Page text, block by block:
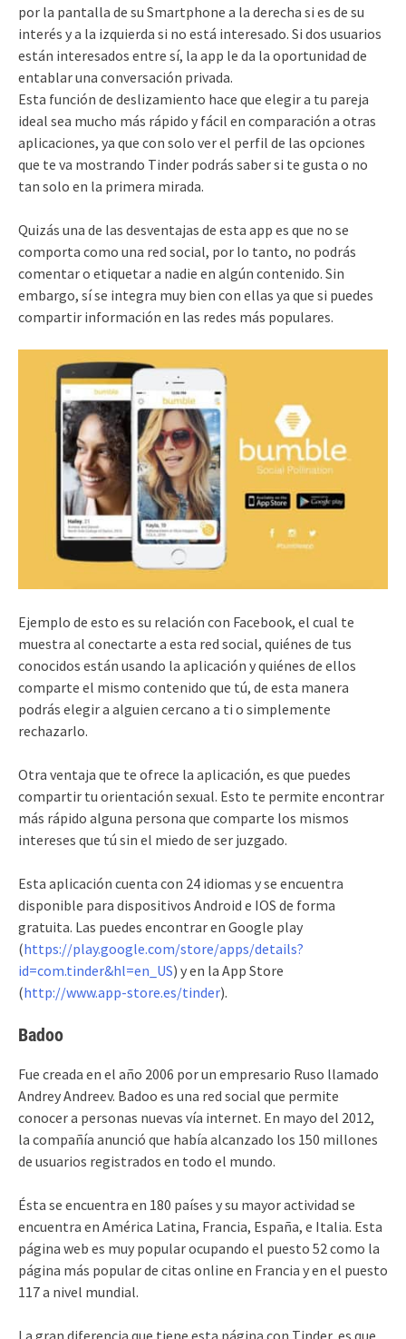
por la pantalla de su Smartphone a la derecha si es de su
interés y a la izquierda si no está interesado. Si dos usuarios
están interesados entre sí, la app le da la oportunidad de
entablar una conversación privada.
Esta función de deslizamiento hace que elegir a tu pareja
ideal sea mucho más rápido y fácil en comparación a otras
aplicaciones, ya que con solo ver el perfil de las opciones
que te va mostrando Tinder podrás saber si te gusta o no
tan solo en la primera mirada.
Quizás una de las desventajas de esta app es que no se
comporta como una red social, por lo tanto, no podrás
comentar o etiquetar a nadie en algún contenido. Sin
embargo, sí se integra muy bien con ellas ya que si puedes
compartir información en las redes más populares.
Ejemplo de esto es su relación con Facebook, el cual te
muestra al conectarte a esta red social, quiénes de tus
conocidos están usando la aplicación y quiénes de ellos
comparte el mismo contenido que tú, de esta manera
podrás elegir a alguien cercano a ti o simplemente
rechazarlo.
Otra ventaja que te ofrece la aplicación, es que puedes
compartir tu orientación sexual. Esto te permite encontrar
más rápido alguna persona que comparte los mismos
intereses que tú sin el miedo de ser juzgado.
Esta aplicación cuenta con 24 idiomas y se encuentra
disponible para dispositivos Android e IOS de forma
gratuita. Las puedes encontrar en Google play
(https://play.google.com/store/apps/details?
id=com.tinder&hl=en_US) y en la App Store
(http://www.app-store.es/tinder).
Badoo
Fue creada en el año 2006 por un empresario Ruso llamado
Andrey Andreev. Badoo es una red social que permite
conocer a personas nuevas vía internet. En mayo del 2012,
la compañía anunció que había alcanzado los 150 millones
de usuarios registrados en todo el mundo.
Ésta se encuentra en 180 países y su mayor actividad se
encuentra en América Latina, Francia, España, e Italia. Esta
página web es muy popular ocupando el puesto 52 como la
página más popular de citas online en Francia y en el puesto
117 a nivel mundial.
La gran diferencia que tiene esta página con Tinder, es que